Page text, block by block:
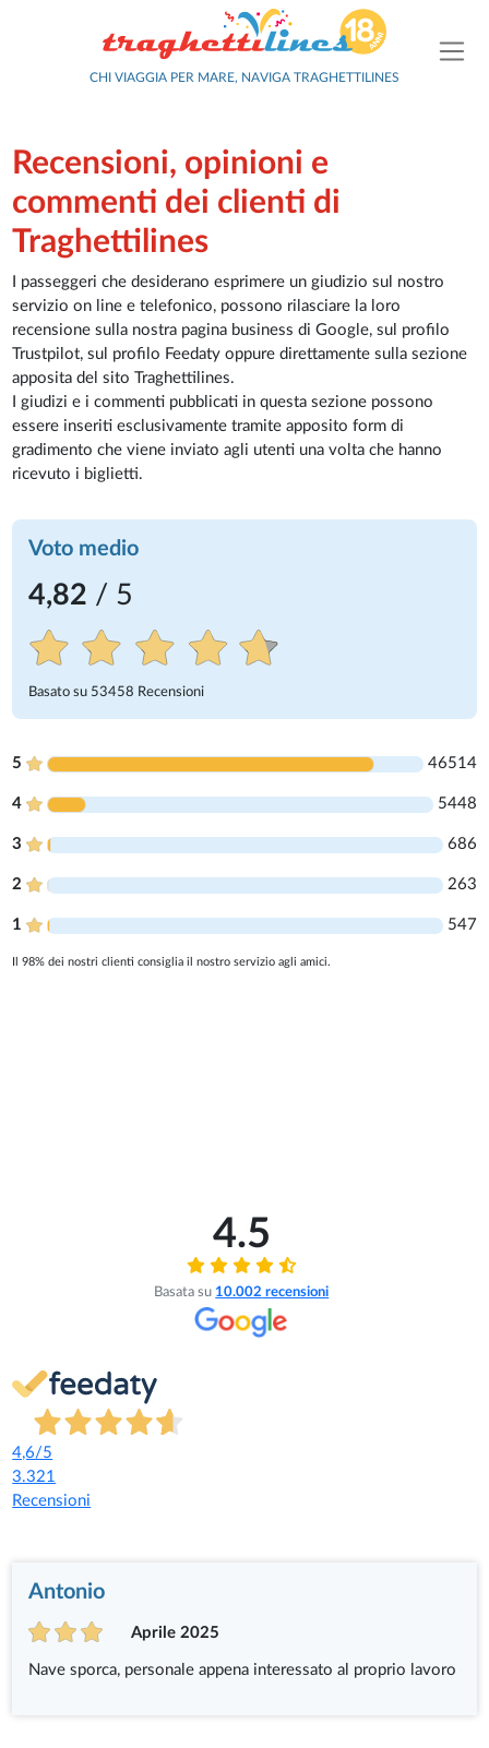
CHI VIAGGIA PER MARE, NAVIGA TRAGHETTILINES
Recensioni, opinioni e
commenti dei clienti di
Traghettilines
I passeggeri che desiderano esprimere un giudizio sul nostro
servizio on line e telefonico, possono rilasciare la loro
recensione sulla nostra pagina business di Google, sul profilo
Trustpilot, sul profilo Feedaty oppure direttamente sulla sezione
apposita del sito Traghettilines.
I giudizi e i commenti pubblicati in questa sezione possono
essere inseriti esclusivamente tramite apposito form di
gradimento che viene inviato agli utenti una volta che hanno
ricevuto i biglietti.
Voto medio
4,82 / 5
Basato su 53458 Recensioni
5 46514
4 5448
3 686
2 263
1 547
Il 98% dei nostri clienti consiglia il nostro servizio agli amici.
4.5
Basata su 10.002 recensioni
4,6/5
3.321
Recensioni
Antonio
Aprile 2025
Nave sporca, personale appena interessato al proprio lavoro